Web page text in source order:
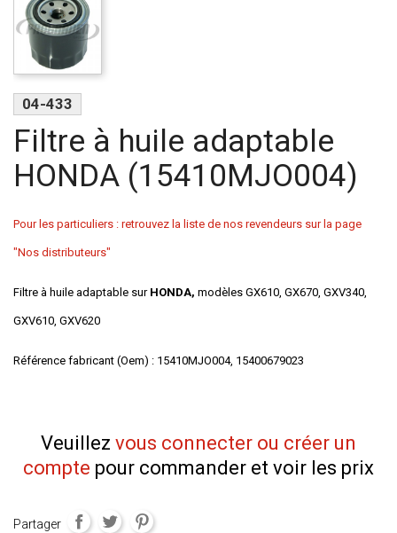
04-433
Filtre à huile adaptable
HONDA (15410MJO004)
Pour les particuliers : retrouvez la liste de nos revendeurs sur la page
"Nos distributeurs"
Filtre à huile adaptable sur HONDA, modèles GX610, GX670, GXV340,
GXV610, GXV620
Référence fabricant (Oem) : 15410MJO004, 15400679023
Veuillez vous connecter ou créer un
compte pour commander et voir les prix
Partager